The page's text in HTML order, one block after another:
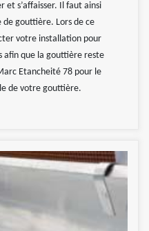
s’affaisser. Il faut ainsi
gouttière. Lors de ce
votre installation pour
afin que la gouttière reste
Etancheité 78 pour le
de votre gouttière.